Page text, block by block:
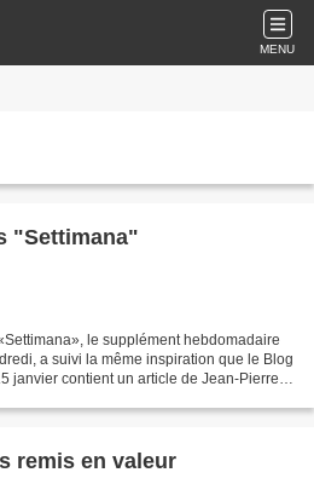
MENU
"Settimana"
le supplément hebdomadaire
a suivi la même inspiration que le Blog
janvier contient un article de Jean-Pierre
remis en valeur